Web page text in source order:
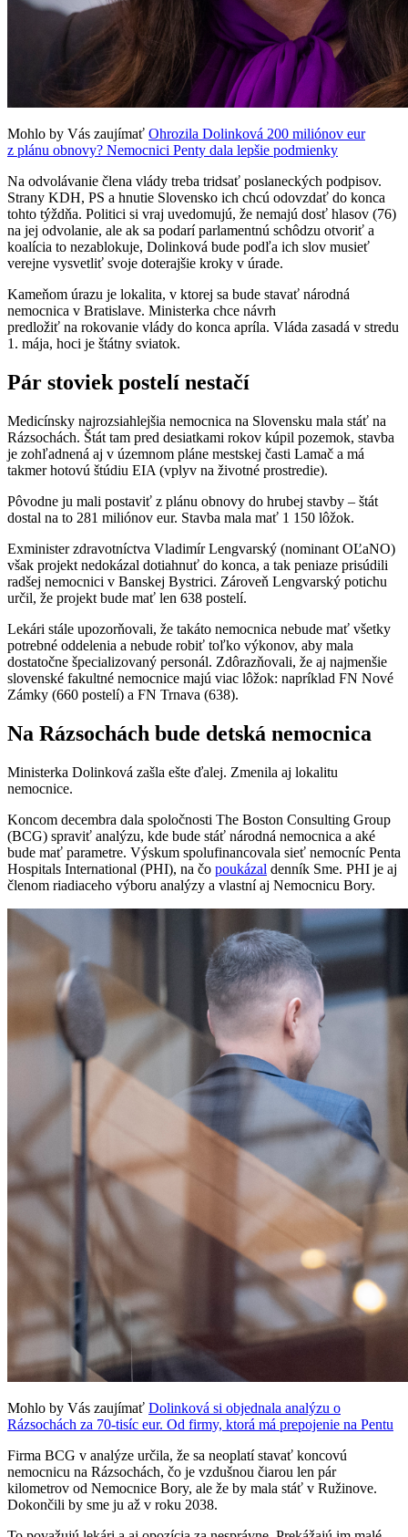
Mohlo by Vás zaujímať Ohrozila Dolinková 200 miliónov eur
z plánu obnovy? Nemocnici Penty dala lepšie podmienky
Na odvolávanie člena vlády treba tridsať poslaneckých podpisov.
Strany KDH, PS a hnutie Slovensko ich chcú odovzdať do konca
tohto týždňa. Politici si vraj uvedomujú, že nemajú dosť hlasov (76)
na jej odvolanie, ale ak sa podarí parlamentnú schôdzu otvoriť a
koalícia to nezablokuje, Dolinková bude podľa ich slov musieť
verejne vysvetliť svoje doterajšie kroky v úrade.
Kameňom úrazu je lokalita, v ktorej sa bude stavať národná
nemocnica v Bratislave. Ministerka chce návrh
predložiť na rokovanie vlády do konca apríla. Vláda zasadá v stredu
1. mája, hoci je štátny sviatok.
Pár stoviek postelí nestačí
Medicínsky najrozsiahlejšia nemocnica na Slovensku mala stáť na
Rázsochách. Štát tam pred desiatkami rokov kúpil pozemok, stavba
je zohľadnená aj v územnom pláne mestskej časti Lamač a má
takmer hotovú štúdiu EIA (vplyv na životné prostredie).
Pôvodne ju mali postaviť z plánu obnovy do hrubej stavby – štát
dostal na to 281 miliónov eur. Stavba mala mať 1 150 lôžok.
Exminister zdravotníctva Vladimír Lengvarský (nominant OĽaNO)
však projekt nedokázal dotiahnuť do konca, a tak peniaze prisúdili
radšej nemocnici v Banskej Bystrici. Zároveň Lengvarský potichu
určil, že projekt bude mať len 638 postelí.
Lekári stále upozorňovali, že takáto nemocnica nebude mať všetky
potrebné oddelenia a nebude robiť toľko výkonov, aby mala
dostatočne špecializovaný personál. Zdôrazňovali, že aj najmenšie
slovenské fakultné nemocnice majú viac lôžok: napríklad FN Nové
Zámky (660 postelí) a FN Trnava (638).
Na Rázsochách bude detská nemocnica
Ministerka Dolinková zašla ešte ďalej. Zmenila aj lokalitu
nemocnice.
Koncom decembra dala spoločnosti The Boston Consulting Group
(BCG) spraviť analýzu, kde bude stáť národná nemocnica a aké
bude mať parametre. Výskum spolufinancovala sieť nemocníc Penta
Hospitals International (PHI), na čo poukázal denník Sme. PHI je aj
členom riadiaceho výboru analýzy a vlastní aj Nemocnicu Bory.
Mohlo by Vás zaujímať Dolinková si objednala analýzu o
Rázsochách za 70-tisíc eur. Od firmy, ktorá má prepojenie na Pentu
Firma BCG v analýze určila, že sa neoplatí stavať koncovú
nemocnicu na Rázsochách, čo je vzdušnou čiarou len pár
kilometrov od Nemocnice Bory, ale že by mala stáť v Ružinove.
Dokončili by sme ju až v roku 2038.